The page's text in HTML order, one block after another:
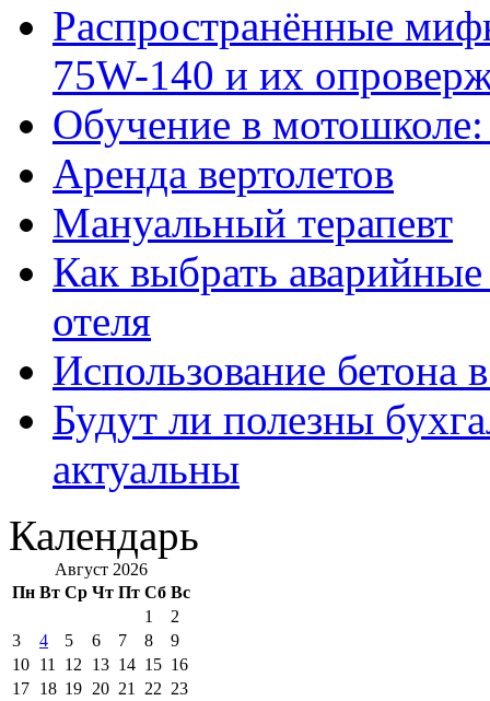
Распространённые
75W-140 и их
Обучение в
Аренда вертолетов
Мануальный терапевт
Как выбрать
отеля
Использование бетона
Будут ли полезны
актуальны
Календарь
Август 2026
Пн Вт Ср Чт Пт Сб Вс
1
2
3
4 5 6 7 8
9
10 11 12 13 14 15 16
17 18 19 20 21 22 23